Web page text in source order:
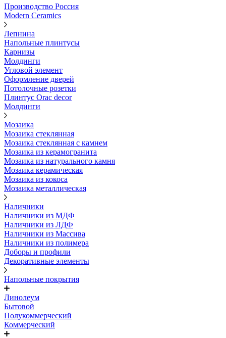
Производство Россия
Modern Ceramics
Лепнина
Напольные плинтусы
Карнизы
Молдинги
Угловой элемент
Оформление дверей
Потолочные розетки
Плинтус Orac decor
Молдинги
Мозаика
Мозаика стеклянная
Мозаика стеклянная с камнем
Мозаика из керамогранита
Мозаика из натурального камня
Мозаика керамическая
Мозаика из кокоса
Мозаика металлическая
Наличники
Наличники из МДФ
Наличники из ЛДФ
Наличники из Массива
Наличники из полимера
Доборы и профили
Декоративные элементы
Напольные покрытия
Линолеум
Бытовой
Полукоммерческий
Коммерческий